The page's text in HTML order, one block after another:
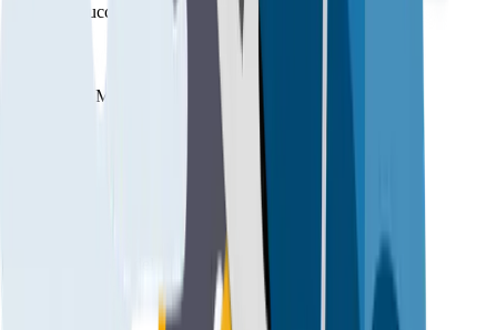
Banco di Lucca e del Tirreno
Banca della Marca
Banca Nazionale del Lavoro